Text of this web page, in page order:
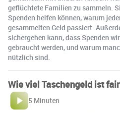
geflüchtete Familien zu sammeln.
Spenden helfen können, warum
gesammelten Geld passiert.
sichergehen kann, dass Spenden
gebraucht werden, und warum
nützlich sind.
Wie viel Taschengeld ist
5 Minuten